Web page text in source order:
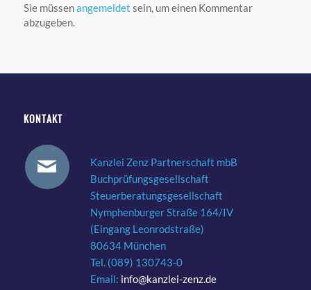
Sie müssenangemeldet sein, um einen Kommentar
abzugeben.
KONTAKT
Kanzlei Zenz Partnerschaft mbB
Buchprüfungsgesellschaft
Steuerberatungsgesellschaft
Nymphenburger Straße 164/IV
(Eingang Leonrodstraße)
80634 München
Tel. (089) 130743-0
Email: info@kanzlei-zenz.de